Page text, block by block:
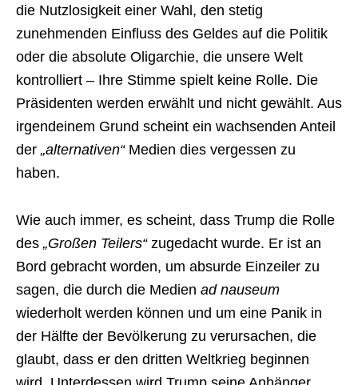
die Nutzlosigkeit einer Wahl, den stetig
zunehmenden Einfluss des Geldes auf die Politik
oder die absolute Oligarchie, die unsere Welt
kontrolliert – Ihre Stimme spielt keine Rolle. Die
Präsidenten werden erwählt und nicht gewählt. Aus
irgendeinem Grund scheint ein wachsenden Anteil
der „alternativen“Medien dies vergessen zu
haben.
Wie auch immer, es scheint, dass Trump die Rolle
des „Großen Teilers“zugedacht wurde. Er ist an
Bord gebracht worden, um absurde Einzeiler zu
sagen, die durch die Medien ad nauseum
wiederholt werden können und um eine Panik in
der Hälfte der Bevölkerung zu verursachen, die
glaubt, dass er den dritten Weltkrieg beginnen